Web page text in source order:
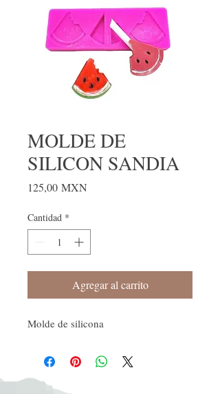
MOLDE DE
SILICON SANDIA
125,00 MXN
Cantidad *
Agregar al carrito
Molde de silicona